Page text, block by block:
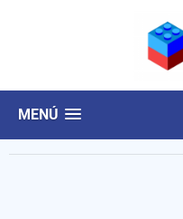
MENÚ